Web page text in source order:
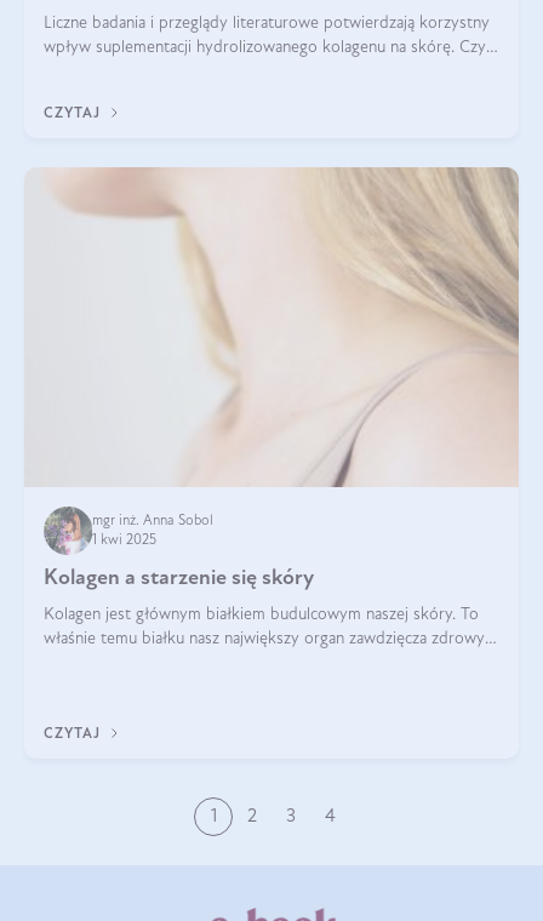
Liczne badania i przeglądy literaturowe potwierdzają korzystny
wpływ suplementacji hydrolizowanego kolagenu na skórę. Czy
CZYTAJ
mgr inż. Anna Sobol
1 kwi 2025
Kolagen a starzenie się skóry
Kolagen jest głównym białkiem budulcowym naszej skóry. To
właśnie temu białku nasz największy organ zawdzięcza zdrowy
CZYTAJ
1 2 3 4